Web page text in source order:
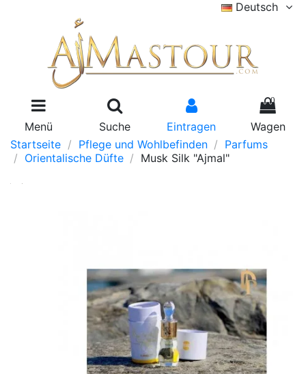
Deutsch
Menü Suche Eintragen
0
Wagen
Startseite
Pflege und Wohlbefinden
Parfums
Orientalische Düfte
Musk Silk "Ajmal"